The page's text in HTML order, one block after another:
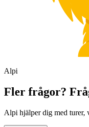
Alpi
Fler frågor?
Alpi hjälper dig med turer,